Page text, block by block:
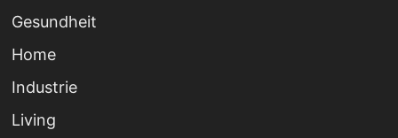
Gesundheit
Home
Industrie
Living